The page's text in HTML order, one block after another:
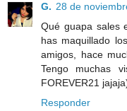
G. 28 de
Qué guapa sales
has maquillado
amigos, hace
Tengo muchas
FOREVER21
Responder